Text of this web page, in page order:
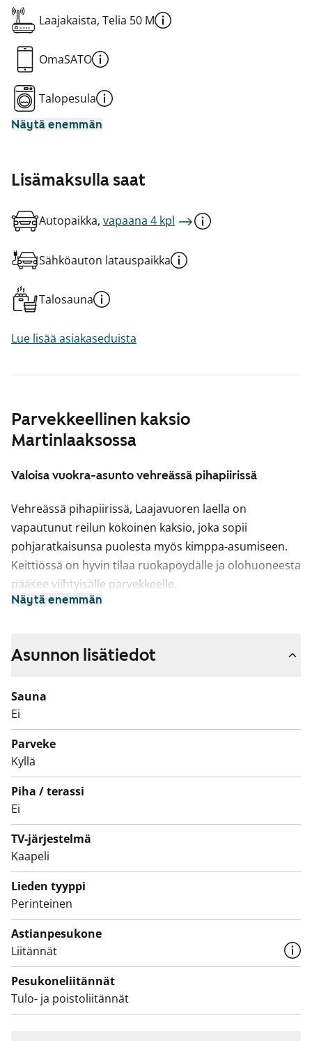
Parvekkeellinen kaksio
Martinlaaksossa
Valoisa vuokra-asunto vehreässä pihapiirissä
Vehreässä pihapiirissä, Laajavuoren laella on
vapautunut reilun kokoinen kaksio, joka sopii
pohjaratkaisunsa puolesta myös kimppa-asumiseen.
Keittiössä on hyvin tilaa ruokapöydälle ja olohuoneesta
pääsee viihtyisälle parvekkeelle.
pyykkikoneellesi.
tulla elämäsi vuokrakoti!
Asuntojen parvekkeet ovat toistaiseksi käyttökiellossa
ja parvekkeille on suunnitteilla korjauksia. Käyttökiellon
ajalta maksetaan vuokrahyvitystä.
Näytä enemmän
Laajakaista, Telia 50 M
OmaSATO
Talopesula
Näytä enemmän
Lisämaksulla saat
Autopaikka, vapaana 4 kpl
Sähköauton latauspaikka
Talosauna
Lue lisää asiakaseduista
Asunnon lisätiedot
Sauna
Ei
Parveke
Kyllä
Piha / terassi
Ei
TV-järjestelmä
Kaapeli
Lieden tyyppi
Perinteinen
Astianpesukone
Liitännät
Pesukoneliitännät
Tulo- ja poistoliitännät